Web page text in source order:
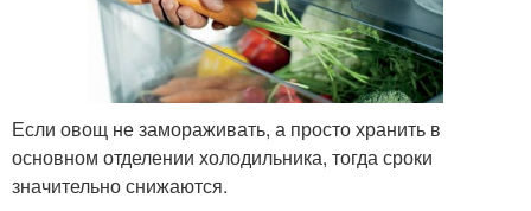
Если овощ не замораживать, а просто хранить в
основном отделении холодильника, тогда сроки
значительно снижаются.